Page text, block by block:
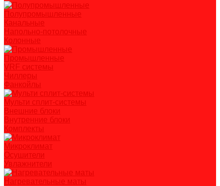
Полупромышленные
Канальные
Напольно-потолочные
Колонные
Промышленные
VRF системы
Чиллеры
Фанкойлы
Мульти сплит-системы
Внешние блоки
Внутренние блоки
Комплекты
Микроклимат
Осушители
Увлажнители
Нагревательные маты